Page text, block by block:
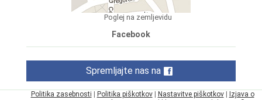
Poglej na zemljevidu
Facebook
Spremljajte nas na
Politika zasebnosti Politika piškotkov| Nastavitve piškotkov|
Izjava o